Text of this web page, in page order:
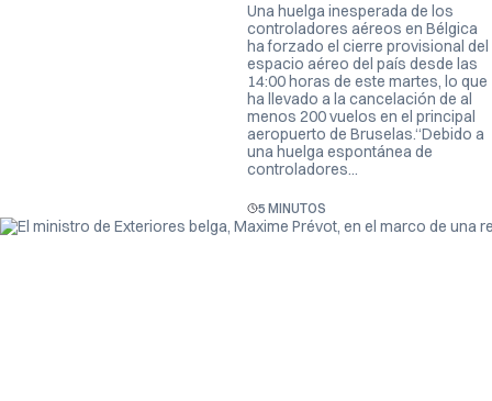
Una huelga inesperada de los
controladores aéreos en Bélgica
ha forzado el cierre provisional del
espacio aéreo del país desde las
14:00 horas de este martes, lo que
ha llevado a la cancelación de al
menos 200 vuelos en el principal
aeropuerto de Bruselas.“Debido a
una huelga espontánea de
controladores...
5 MINUTOS